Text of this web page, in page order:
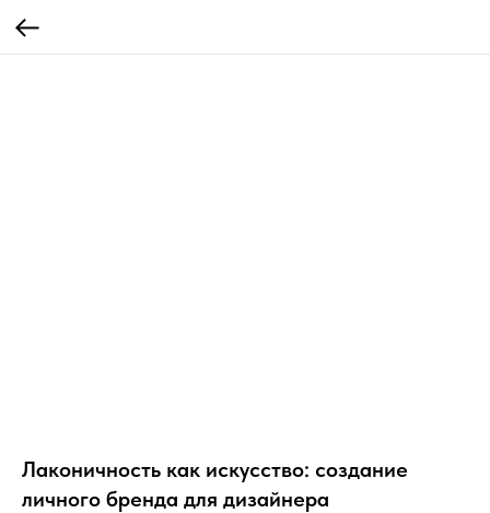
Лаконичность как искусство: создание
личного бренда для дизайнера